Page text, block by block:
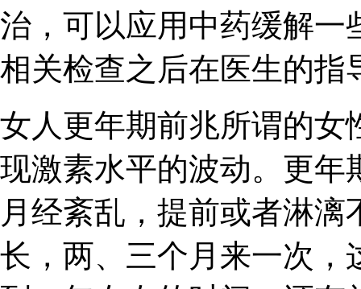
治，可以应用中药缓解一
相关检查之后在医生的指
女人更年期前兆所谓的女
现激素水平的波动。更年
月经紊乱，提前或者淋
长，两、三个月来一次，